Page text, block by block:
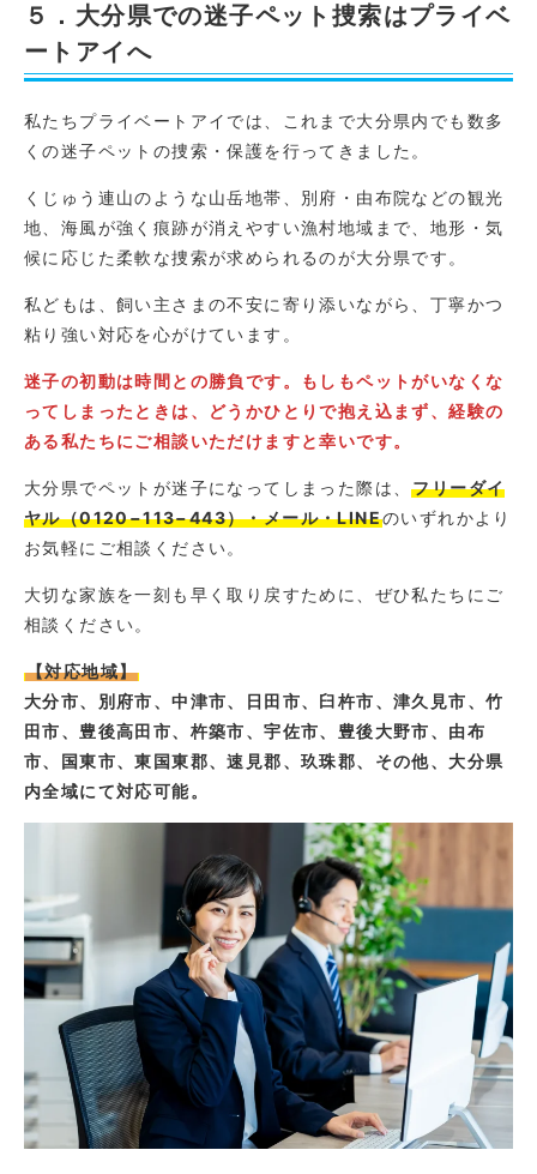
５．大分県での迷子ペット捜索はプライベ
ートアイへ
私たちプライベートアイでは、これまで大分県内でも数多
くの迷子ペットの捜索・保護を行ってきました。
くじゅう連山のような山岳地帯、別府・由布院などの観光
地、海風が強く痕跡が消えやすい漁村地域まで、地形・気
候に応じた柔軟な捜索が求められるのが大分県です。
私どもは、飼い主さまの不安に寄り添いながら、丁寧かつ
粘り強い対応を心がけています。
迷子の初動は時間との勝負です。もしもペットがいなくな
ってしまったときは、どうかひとりで抱え込まず、経験の
ある私たちにご相談いただけますと幸いです。
大分県でペットが迷子になってしまった際は、フリーダイ
ヤル（0120−113−443）・メール・LINEのいずれかより
お気軽にご相談ください。
大切な家族を一刻も早く取り戻すために、ぜひ私たちにご
相談ください。
【対応地域】
大分市、別府市、中津市、日田市、臼杵市、津久見市、竹
田市、豊後高田市、杵築市、宇佐市、豊後大野市、由布
市、国東市、東国東郡、速見郡、玖珠郡、その他、大分県
内全域にて対応可能。